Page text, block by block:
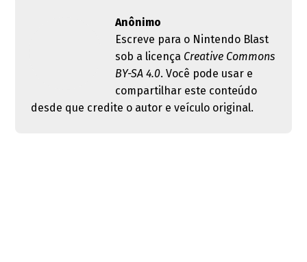
Anônimo
Escreve para o Nintendo Blast
sob a licença Creative Commons
BY-SA 4.0. Você pode usar e
compartilhar este conteúdo
desde que credite o autor e veículo original.